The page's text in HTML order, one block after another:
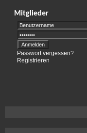
Mitglieder
Passwort vergessen?
Registrieren